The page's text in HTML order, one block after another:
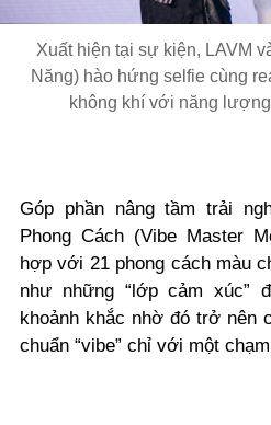
Xuất hiện tại sự kiện, LAVM
Năng) hào hứng selfie cùng
không khí với năng
Góp phần nâng tầm trải
Phong Cách (Vibe Master
hợp với 21 phong cách màu
như những “lớp cảm xúc”
khoảnh khắc nhờ đó trở nên
chuẩn “vibe” chỉ với một